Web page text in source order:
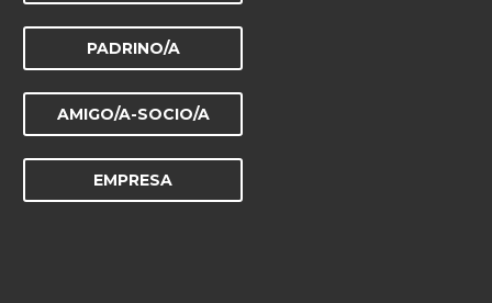
PADRINO/A
AMIGO/A-SOCIO/A
EMPRESA